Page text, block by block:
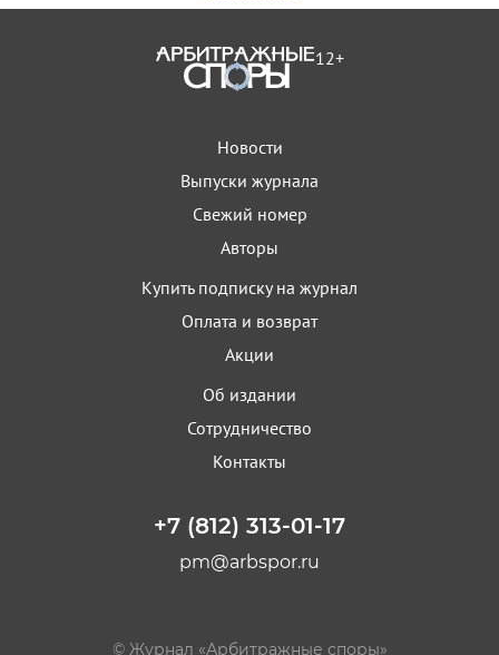
12+
Новости
Выпуски журнала
Свежий номер
Авторы
Купить подписку на журнал
Оплата и возврат
Акции
Об издании
Сотрудничество
Контакты
+7 (812) 313-01-17
pm@arbspor.ru
© Журнал «Арбитражные споры»